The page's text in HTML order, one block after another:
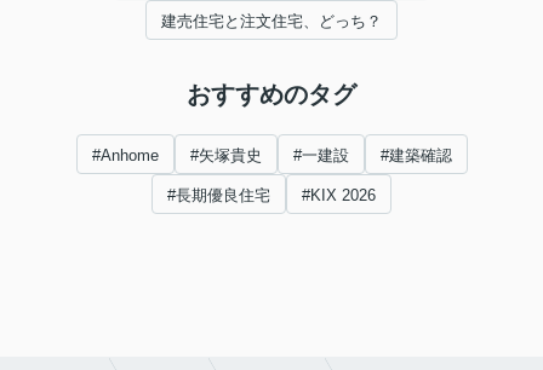
建売住宅と注文住宅、どっち？
おすすめのタグ
#Anhome #矢塚貴史 #一建設 #建築確認
#長期優良住宅 #KIX 2026